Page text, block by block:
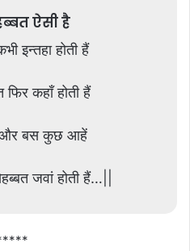
ऐसी है
इन्तहा होती हैं
कहाँ होती हैं
और बस कुछ आहें
जवां होती हैं…||